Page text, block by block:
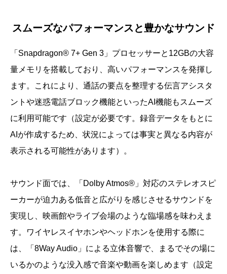
スムーズなパフォーマンスと豊かなサウンド
「Snapdragon® 7+ Gen 3」プロセッサーと12GBの大容
量メモリを搭載しており、高いパフォーマンスを発揮し
ます。これにより、通話の要点を整理する伝言アシスタ
ントや迷惑電話ブロック機能といったAI機能もスムーズ
に利用可能です（設定が必要です。録音データをもとに
AIが作成するため、状況によっては事実と異なる内容が
表示される可能性があります）。
サウンド面では、「Dolby Atmos®️」対応のステレオスピ
ーカーが迫力ある低音と広がりを感じさせるサウンドを
実現し、映画館やライブ会場のような臨場感を味わえま
す。ワイヤレスイヤホンやヘッドホンを使用する際に
は、「8Way Audio」による立体音響で、まるでその場に
いるかのような没入感で音楽や動画を楽しめます（設定